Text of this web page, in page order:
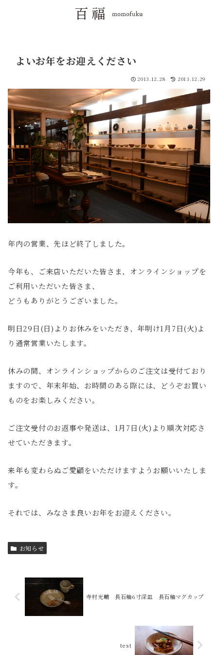
よいお年をお迎えください
2013.12.28 2013.12.29
年内の営業、先ほど終了しました。
今年も、ご来店いただいた皆さま、オンラインショップを
ご利用いただいた皆さま、
どうもありがとうございました。
明日29日(日)よりお休みをいただき、年明け1月7日(火)よ
り通常営業いたします。
休みの間、オンラインショップからのご注文は受付ており
ますので、年末年始、お時間のある際には、どうぞお買い
ものをお楽しみください。
ご注文受付のお返事や発送は、1月7日(火)より順次対応さ
せていただきます。
来年も変わらぬご愛顧をいただけますようお願いいたしま
す。
それでは、みなさま良いお年をお迎えください。
お知らせ
寺村光輔 長石釉6寸深皿 長石釉マグカップ
test